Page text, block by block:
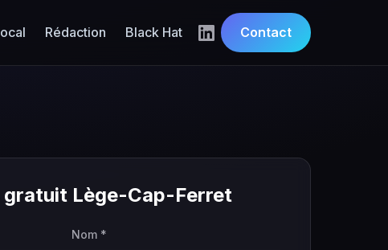
Rédaction Black Hat Contact
gratuit Lège-Cap-Ferret
Nom *